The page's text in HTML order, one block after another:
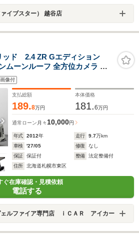
イブスター） 越谷店
ッド 2.4 ZR Gエディション
ーンルーフ 全方位カメラ プ
純正8型HDDナビ 9型後席モニ
側パワースライドドア モデリス
ー RS-R車高調 クレンツェ
像付
支払総額
189.8万円
本体価格
181.6万円
通常ローン 月々10,000円
年式 2012年 走行 9.7万km
車検
'27/05 修復
なし
保証
保証付 整備
法定整備付
住所
北海道札幌市東区
ぐ在庫確認・見積依頼
電話する
ェルファイア専門店 ｉＣＡＲ アイカー